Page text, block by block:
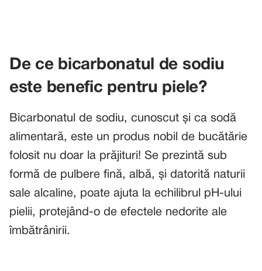
De ce bicarbonatul de sodiu
este benefic pentru piele?
Bicarbonatul de sodiu, cunoscut și ca sodă
alimentară, este un produs nobil de bucătărie
folosit nu doar la prăjituri! Se prezintă sub
formă de pulbere fină, albă, și datorită naturii
sale alcaline, poate ajuta la echilibrul pH-ului
pielii, protejând-o de efectele nedorite ale
îmbătrânirii.